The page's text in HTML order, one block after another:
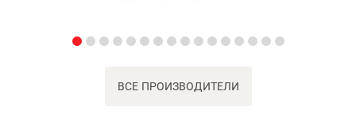
ВСЕ ПРОИЗВОДИТЕЛИ